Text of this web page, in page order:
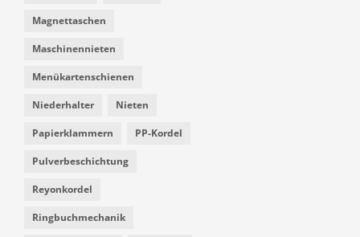
Magnettaschen
Maschinennieten
Menükartenschienen
Niederhalter Nieten
Papierklammern PP-Kordel
Pulverbeschichtung
Reyonkordel
Ringbuchmechanik